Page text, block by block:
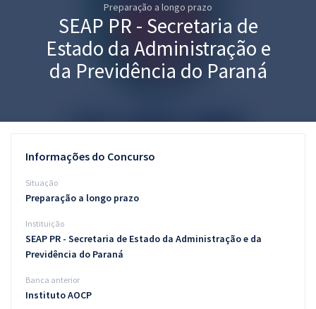
Graduação
Blog
Aprovados
Preparação a longo prazo
SEAP PR - Secretaria de
Estado da Administração e
da Previdência do Paraná
Informações do Concurso
Situação
Preparação a longo prazo
Instituição
SEAP PR - Secretaria de Estado da Administração e da
Previdência do Paraná
Banca anterior
Instituto AOCP